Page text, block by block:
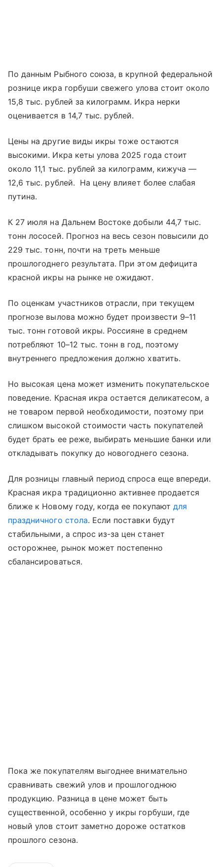
По данным Рыбного союза, в крупной федеральной
рознице икра горбуши свежего улова стоит около
15,8 тыс. рублей за килограмм. Икра нерки
оценивается в 14,7 тыс. рублей.
Цены на другие виды икры тоже остаются
высокими. Икра кеты улова 2025 года стоит
около 11,1 тыс. рублей за килограмм, кижуча —
12,6 тыс. рублей. На цену влияет более слабая
путина.
К 27 июля на Дальнем Востоке добыли 44,7 тыс.
тонн лососей. Прогноз на весь сезон повысили до
229 тыс. тонн, почти на треть меньше
прошлогоднего результата. При этом дефицита
красной икры на рынке не ожидают.
По оценкам участников отрасли, при текущем
прогнозе вылова можно будет произвести 9–11
тыс. тонн готовой икры. Россияне в среднем
потребляют 10–12 тыс. тонн в год, поэтому
внутреннего предложения должно хватить.
Но высокая цена может изменить покупательское
поведение. Красная икра остается деликатесом, а
не товаром первой необходимости, поэтому при
слишком высокой стоимости часть покупателей
будет брать ее реже, выбирать меньшие банки или
откладывать покупку до новогоднего сезона.
Для розницы главный период спроса еще впереди.
Красная икра традиционно активнее продается
ближе к Новому году, когда ее покупают для
праздничного стола. Если поставки будут
стабильными, а спрос из-за цен станет
осторожнее, рынок может постепенно
сбалансироваться.
Пока же покупателям выгоднее внимательно
сравнивать свежий улов и прошлогоднюю
продукцию. Разница в цене может быть
существенной, особенно у икры горбуши, где
новый улов стоит заметно дороже остатков
прошлого сезона.